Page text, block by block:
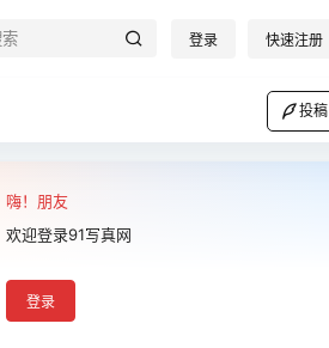
登录 快速注册
投稿
嗨！朋友
欢迎登录91写真网
登录